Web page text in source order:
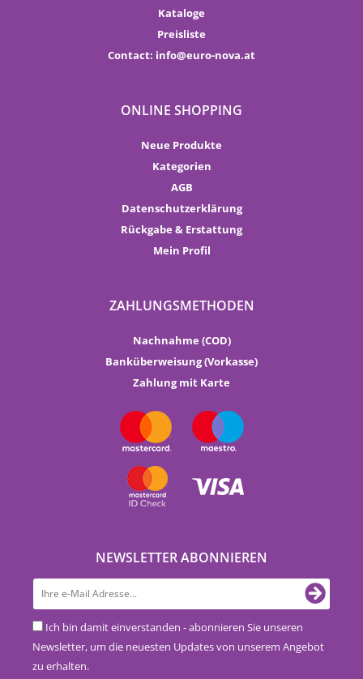
Kataloge
Preisliste
Contact: info euro-nova.at
ONLINE SHOPPING
Neue Produkte
Kategorien
AGB
Datenschutzerklärung
Rückgabe & Erstattung
Mein Profil
ZAHLUNGSMETHODEN
Nachnahme (COD)
Banküberweisung (Vorkasse)
Zahlung mit Karte
NEWSLETTER ABONNIEREN
Ich bin damit einverstanden - abonnieren Sie unseren
Newsletter, um die neuesten Updates von unserem Angebot
zu erhalten.